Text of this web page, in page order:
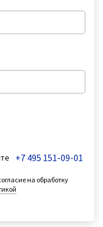
+7 495 151-09-01
на обработку